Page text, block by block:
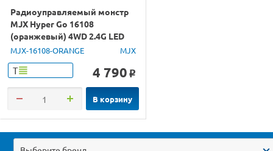
Радиоуправляемый монстр
MJX Hyper Go 16108
(оранжевый) 4WD 2.4G LED
1/16 RTR
MJX-16108-ORANGE MJX
Т 4 790 o
В корзину